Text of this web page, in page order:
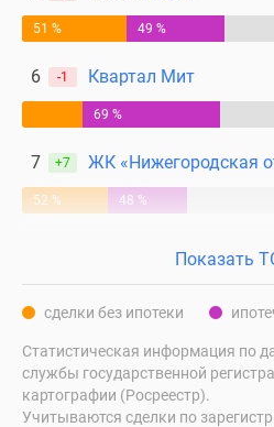
51 % 49 %
6 -1 Квартал Мит
69 %
7 +7 ЖК «Нижегородская
52 % 48 %
Показать
сделки без ипотеки
Статистическая информация по
службы государственной
картографии (Росреестр).
Учитываются сделки по